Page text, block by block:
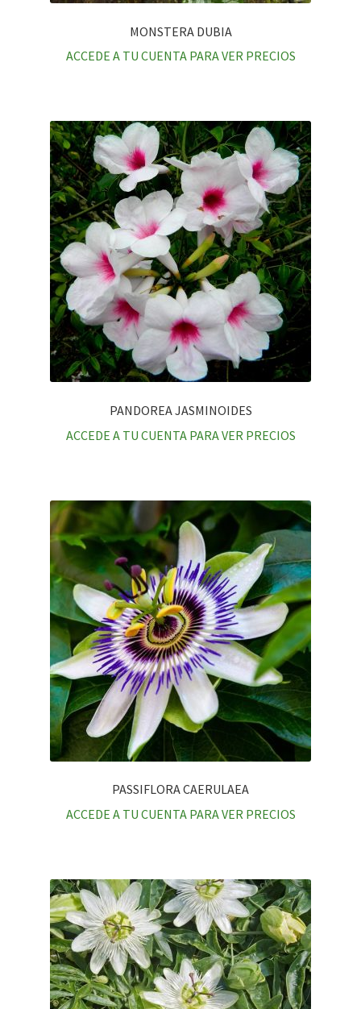
MONSTERA DUBIA
ACCEDE A TU CUENTA PARA VER PRECIOS
PANDOREA JASMINOIDES
ACCEDE A TU CUENTA PARA VER PRECIOS
PASSIFLORA CAERULAEA
ACCEDE A TU CUENTA PARA VER PRECIOS